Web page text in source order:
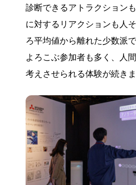
診断できるアトラクション
に対するリアクションも人
ろ平均値から離れた少数派
よろこぶ参加者も多く、人
考えさせられる体験が続きま